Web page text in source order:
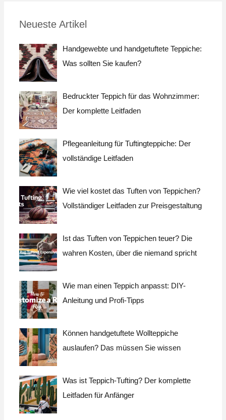
e
a
c
h
:
Neueste Artikel
Handgewebte und handgetuftete Teppiche:
Was sollten Sie kaufen?
Bedruckter Teppich für das Wohnzimmer:
Der komplette Leitfaden
Pflegeanleitung für Tuftingteppiche: Der
vollständige Leitfaden
Wie viel kostet das Tuften von Teppichen?
Vollständiger Leitfaden zur Preisgestaltung
Ist das Tuften von Teppichen teuer? Die
wahren Kosten, über die niemand spricht
Wie man einen Teppich anpasst: DIY-
Anleitung und Profi-Tipps
Können handgetuftete Wollteppiche
auslaufen? Das müssen Sie wissen
Was ist Teppich-Tufting? Der komplette
Leitfaden für Anfänger